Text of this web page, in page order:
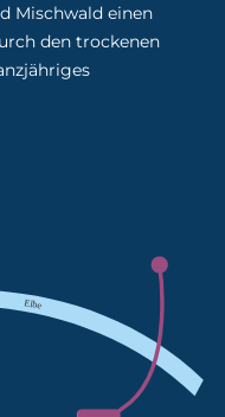
Mischwald einen
den trockenen